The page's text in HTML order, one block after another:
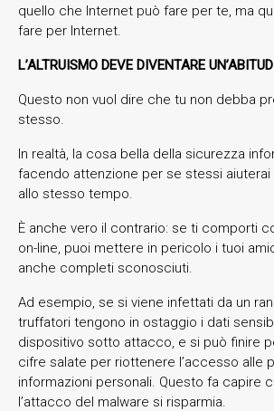
quello che Internet può fare per te, ma
fare per Internet.
L’ALTRUISMO DEVE DIVENTARE
Questo non vuol dire che tu non debba
stesso.
In realtà, la cosa bella della sicurezza
facendo attenzione per se stessi aiuterai
allo stesso tempo.
È anche vero il contrario: se ti comporti
on-line, puoi mettere in pericolo i tuoi
anche completi sconosciuti.
Ad esempio, se si viene infettati da un
truffatori tengono in ostaggio i dati
dispositivo sotto attacco, e si può finire
cifre salate per riottenere l’accesso alle
informazioni personali. Questo fa capire
l’attacco del malware si risparmia.